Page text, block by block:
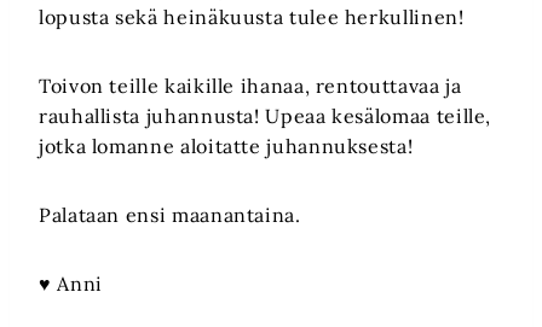
lopusta sekä heinäkuusta tulee herkullinen!
Toivon teille kaikille ihanaa, rentouttavaa ja
rauhallista juhannusta! Upeaa kesälomaa teille,
jotka lomanne aloitatte juhannuksesta!
Palataan ensi maanantaina.
♥ Anni